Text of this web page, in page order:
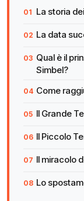
La storia
La data
Qual è il
Simbel?
Come
Il Grande
Il Piccolo
Il miracolo
Lo